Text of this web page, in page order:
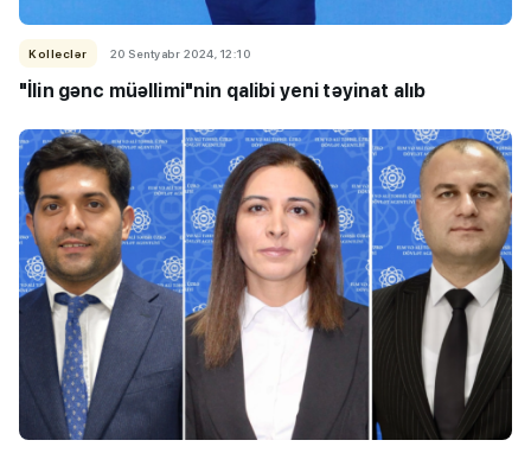
Kolleclər 20 Sentyabr 2024, 12:10
"İlin gənc müəllimi"nin qalibi yeni təyinat alıb